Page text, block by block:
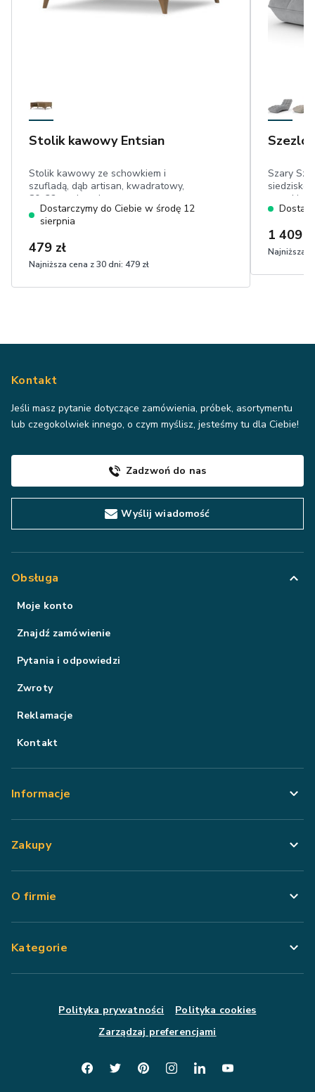
Stolik kawowy Entsian
Stolik kawowy ze schowkiem i
szufladą, dąb artisan, kwadratowy,
80x32 cm, lamele
Dostarczymy do Ciebie w środę 12
sierpnia
479 zł
Najniższa cena z 30 dni: 479 zł
Szary
siedzisko:
wysokie
1 409
Najniższa
Kontakt
Jeśli masz pytanie dotyczące zamówienia, próbek, asortymentu
lub czegokolwiek innego, o czym myślisz, jesteśmy tu dla Ciebie!
Zadzwoń do nas
Wyślij wiadomość
Obsługa
Moje konto
Znajdź zamówienie
Pytania i odpowiedzi
Zwroty
Reklamacje
Kontakt
Informacje
Zakupy
O firmie
Kategorie
Polityka prywatności
Polityka cookies
Zarządzaj preferencjami